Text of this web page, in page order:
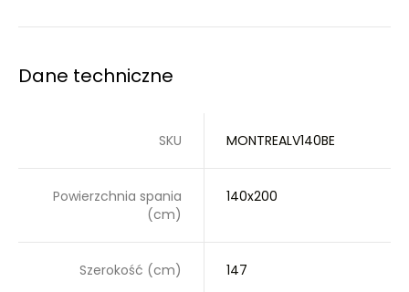
Dane techniczne
SKU MONTREALV140BE
Powierzchnia spania
(cm)
140x200
Szerokość (cm) 147